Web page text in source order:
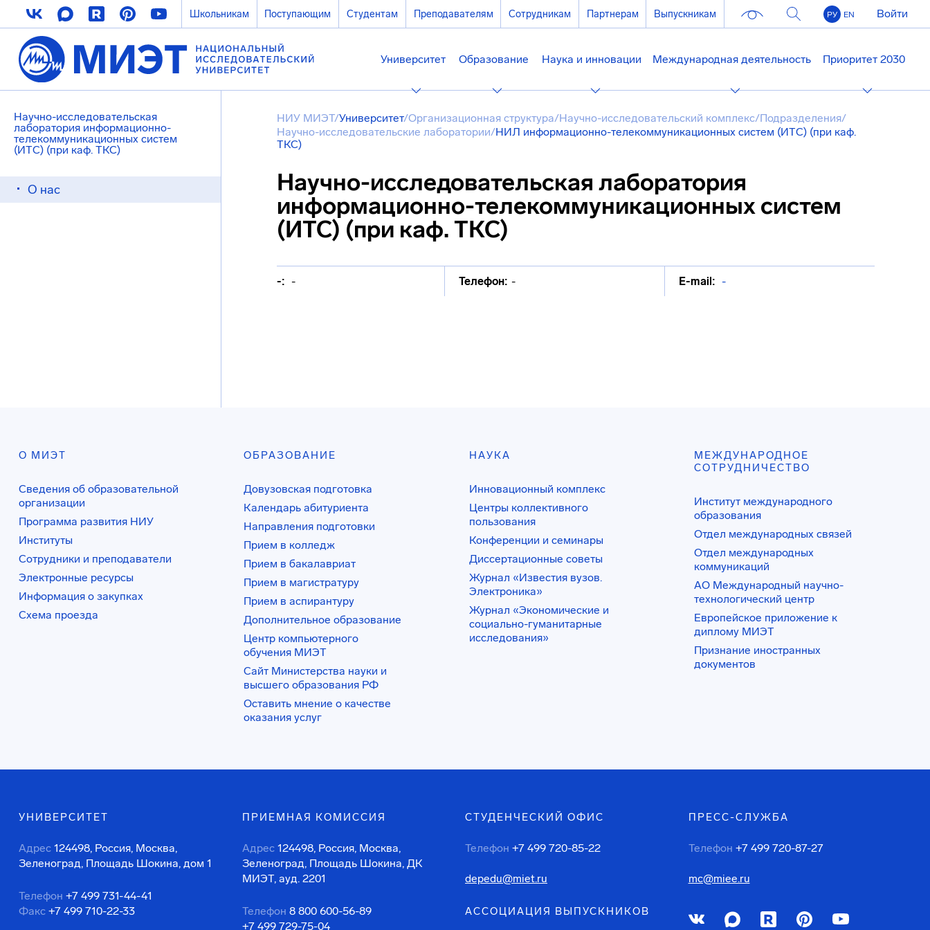
Школьникам Поступающим Студентам Преподавателям Сотрудникам Партнерам Выпускникам РУ EN Войти
Университет Образование Наука и инновации Международная деятельность Приоритет 2030
Научно-исследовательская
лаборатория информационно-
телекоммуникационных систем
(ИТС) (при каф. ТКС)
О нас
НИУ МИЭТ/Университет/Организационная структура/Научно-исследовательский комплекс/Подразделения/
Научно-исследовательские лаборатории/НИЛ информационно-телекоммуникационных систем (ИТС) (при каф.
ТКС)
Научно-исследовательская лаборатория
информационно-телекоммуникационных систем
(ИТС) (при каф. ТКС)
-: - Телефон: - E-mail: -
О МИЭТ
Сведения об образовательной
организации
Программа развития НИУ
Институты
Сотрудники и преподаватели
Электронные ресурсы
Информация о закупках
Схема проезда
ОБРАЗОВАНИЕ
Довузовская подготовка
Календарь абитуриента
Направления подготовки
Прием в колледж
Прием в бакалавриат
Прием в магистратуру
Прием в аспирантуру
Дополнительное образование
Центр компьютерного
обучения МИЭТ
Сайт Министерства науки и
высшего образования РФ
Оставить мнение о качестве
оказания услуг
НАУКА
Инновационный комплекс
Центры коллективного
пользования
Конференции и семинары
Диссертационные советы
Журнал «Известия вузов.
Электроника»
Журнал «Экономические и
социально-гуманитарные
исследования»
МЕЖДУНАРОДНОЕ
СОТРУДНИЧЕСТВО
Институт международного
образования
Отдел международных связей
Отдел международных
коммуникаций
АО Международный научно-
технологический центр
Европейское приложение к
диплому МИЭТ
Признание иностранных
документов
УНИВЕРСИТЕТ
Адрес 124498, Россия, Москва,
Зеленоград, Площадь Шокина, дом 1
Телефон +7 499 731-44-41
Факс +7 499 710-22-33
ПРИЕМНАЯ КОМИССИЯ
Адрес 124498, Россия, Москва,
Зеленоград, Площадь Шокина, ДК
МИЭТ, ауд. 2201
Телефон 8 800 600-56-89
+7 499 729-75-04
СТУДЕНЧЕСКИЙ ОФИС
Телефон +7 499 720-85-22
depedu@miet.ru
АССОЦИАЦИЯ ВЫПУСКНИКОВ
ПРЕСС-СЛУЖБА
Телефон +7 499 720-87-27
mc@miee.ru